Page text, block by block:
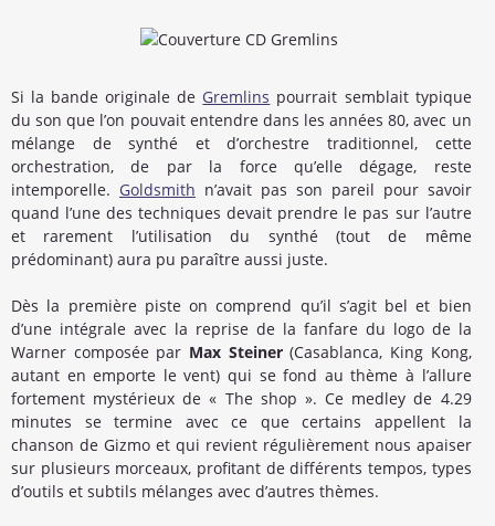
Si la bande originale de Gremlins pourrait semblait typique
du son que l’on pouvait entendre dans les années 80, avec un
mélange de synthé et d’orchestre traditionnel, cette
orchestration, de par la force qu’elle dégage, reste
intemporelle. Goldsmith n’avait pas son pareil pour savoir
quand l’une des techniques devait prendre le pas sur l’autre
et rarement l’utilisation du synthé (tout de même
prédominant) aura pu paraître aussi juste.
Dès la première piste on comprend qu’il s’agit bel et bien
d’une intégrale avec la reprise de la fanfare du logo de la
Warner composée par Max Steiner(Casablanca, King Kong,
autant en emporte le vent) qui se fond au thème à l’allure
fortement mystérieux de « The shop ». Ce medley de 4.29
minutes se termine avec ce que certains appellent la
chanson de Gizmo et qui revient régulièrement nous apaiser
sur plusieurs morceaux, profitant de différents tempos, types
d’outils et subtils mélanges avec d’autres thèmes.